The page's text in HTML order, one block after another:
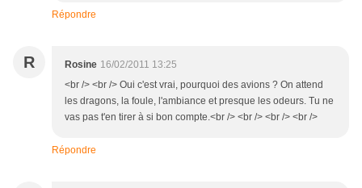
Répondre
R Rosine 16/02/2011 13:25
<br /> <br /> Oui c'est vrai, pourquoi des avions ? On attend
les dragons, la foule, l'ambiance et presque les odeurs. Tu ne
vas pas t'en tirer à si bon compte.<br /> <br /> <br /> <br />
Répondre